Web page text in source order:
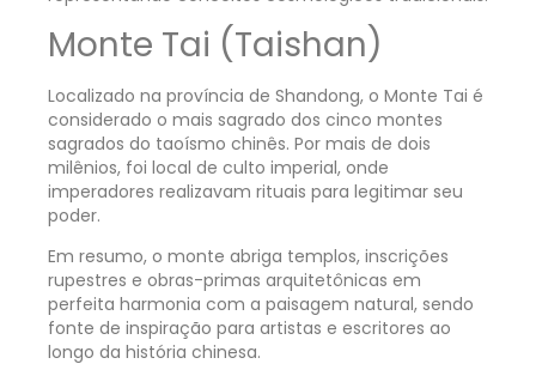
Monte Tai (Taishan)
Localizado na província de Shandong, o Monte Tai é
considerado o mais sagrado dos cinco montes
sagrados do taoísmo chinês. Por mais de dois
milênios, foi local de culto imperial, onde
imperadores realizavam rituais para legitimar seu
poder.
Em resumo, o monte abriga templos, inscrições
rupestres e obras-primas arquitetônicas em
perfeita harmonia com a paisagem natural, sendo
fonte de inspiração para artistas e escritores ao
longo da história chinesa.